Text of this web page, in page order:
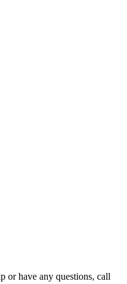
or have any questions, call